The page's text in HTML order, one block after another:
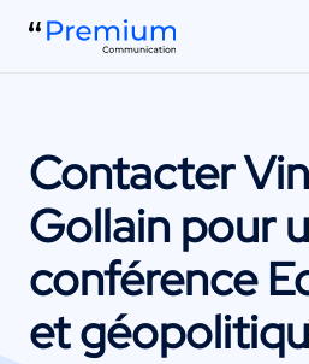
Contacter
Gollainpour
conférence
et